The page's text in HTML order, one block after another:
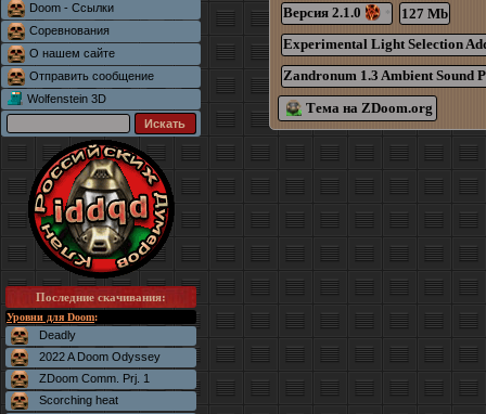
Doom - Ссылки
Соревнования
О нашем сайте
Отправить сообщение
Wolfenstein 3D
Последние скачивания:
Уровни для Doom:
Deadly
2022 A Doom Odyssey
ZDoom Comm. Prj. 1
Scorching heat
Версия 2.1.0 *
127 Mb
Experimental Light Selection
Zandronum 1.3 Ambient Sound
Тема на ZDoom.org